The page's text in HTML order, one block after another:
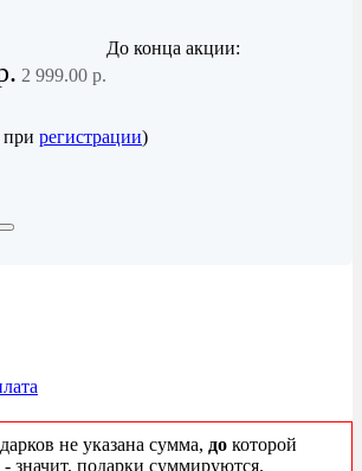
2 999.00 р.
До конца акции:
при регистрации)
не указана сумма, до которой
- значит, подарки суммируются.